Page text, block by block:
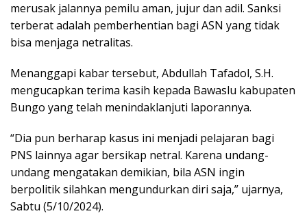
merusak jalannya pemilu aman, jujur dan adil. Sanksi
terberat adalah pemberhentian bagi ASN yang tidak
bisa menjaga netralitas.
Menanggapi kabar tersebut, Abdullah Tafadol, S.H.
mengucapkan terima kasih kepada Bawaslu kabupaten
Bungo yang telah menindaklanjuti laporannya.
“Dia pun berharap kasus ini menjadi pelajaran bagi
PNS lainnya agar bersikap netral. Karena undang-
undang mengatakan demikian, bila ASN ingin
berpolitik silahkan mengundurkan diri saja,” ujarnya,
Sabtu (5/10/2024).